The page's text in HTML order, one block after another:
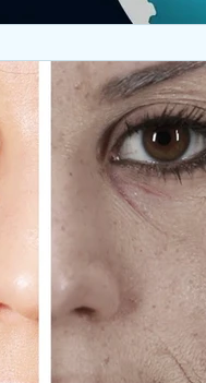
- Writing & Reading】
【Music English】音樂英
【Bilingual News】雙語新聞
*【Business